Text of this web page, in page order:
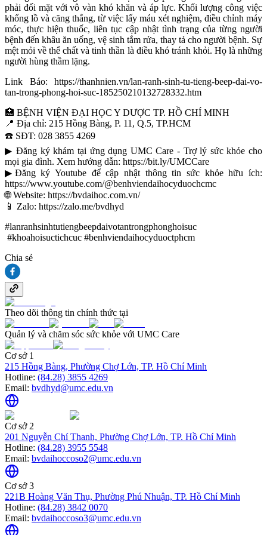
phải đối mặt với vô vàn khó khăn và áp lực. Khối lượng công việc
khổng lồ và căng thẳng, từ việc lấy máu xét nghiệm, điều chỉnh máy
móc, thực hiện thuốc, liên tục cập nhật tình trạng của từng người
bệnh đến khâu ăn uống, vệ sinh tắm rửa, thay tả cho người bệnh. Sự
mệt mỏi về thể chất và tinh thần là điều khó tránh khỏi. Họ là những
người hùng thầm lặng.
Link Báo: https://thanhnien.vn/lan-ranh-sinh-tu-tieng-beep-dai-vo-
tan-trong-phong-hoi-suc-185250210132728332.htm
🏥 BỆNH VIỆN ĐẠI HỌC Y DƯỢC TP. HỒ CHÍ MINH
📍 Địa chỉ: 215 Hồng Bàng, P. 11, Q.5, TP.HCM
☎️ SĐT: 028 3855 4269
▶ Đăng ký khám tại ứng dụng UMC Care - Trợ lý sức khỏe cho
mọi gia đình. Xem hướng dẫn: https://bit.ly/UMCCare
▶Đăng ký Youtube để cập nhật thông tin sức khỏe hữu ích:
https://www.youtube.com/@benhviendaihocyduochcmc
🌐 Website: https://bvdaihoc.com.vn/
📱 Zalo: https://zalo.me/bvdhyd
#lanranhsinhtutiengbeepdaivotantrongphonghoisuc
#khoahoisuctichcuc #benhviendaihocyduoctphcm
Chia sẻ
Theo dõi thông tin chính thức tại
Quản lý và chăm sóc sức khỏe với UMC Care
Cơ sở 1
215 Hồng Bàng, Phường Chợ Lớn, TP. Hồ Chí Minh
Hotline: (84.28) 3855 4269
Email: bvdhyd@umc.edu.vn
Cơ sở 2
201 Nguyễn Chí Thanh, Phường Chợ Lớn, TP. Hồ Chí Minh
Hotline: (84.28) 3955 5548
Email: bvdaihoccoso2@umc.edu.vn
Cơ sở 3
221B Hoàng Văn Thụ, Phường Phú Nhuận, TP. Hồ Chí Minh
Hotline: (84.28) 3842 0070
Email: bvdaihoccoso3@umc.edu.vn